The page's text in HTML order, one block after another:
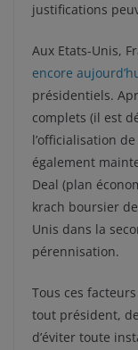
justifications
Aux Etats-Unis,
encore
présidentiels.
complets (il est
l’officialisation
également
Deal (plan
krach boursier
Unis dans la
pérennisation.
Tous ces
tout président,
d’éviter toute